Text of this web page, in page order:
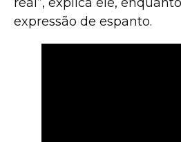
expressão de espanto.